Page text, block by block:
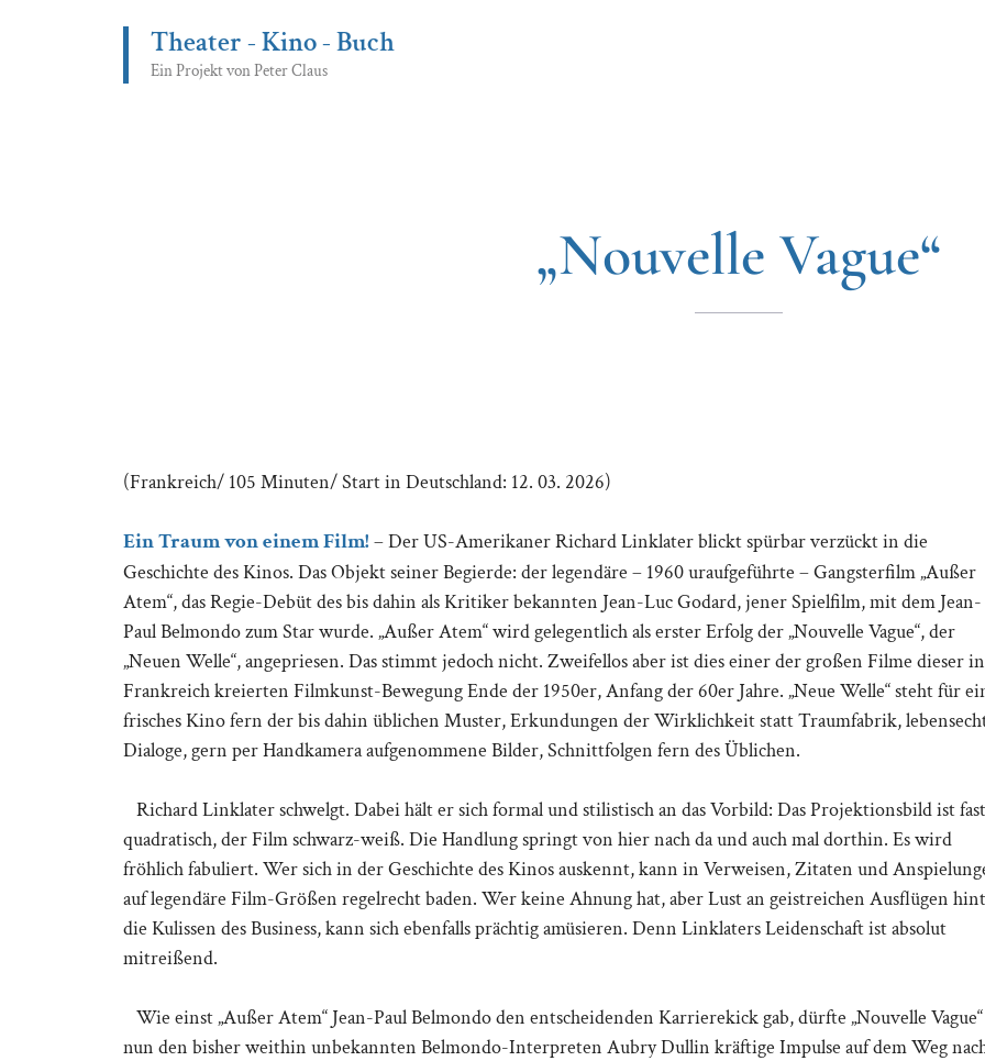
Theater - Kino - Buch
Ein Projekt von Peter Claus
„Nouvelle Vague“
(Frankreich/ 105 Minuten/ Start in Deutschland: 12. 03. 2026)
Ein Traum von einem Film! – Der US-Amerikaner Richard Linklater blickt spürbar verzückt in die
Geschichte des Kinos. Das Objekt seiner Begierde: der legendäre – 1960 uraufgeführte – Gangsterfilm „Außer
Atem“, das Regie-Debüt des bis dahin als Kritiker bekannten Jean-Luc Godard, jener Spielfilm, mit dem Jean-
Paul Belmondo zum Star wurde. „Außer Atem“ wird gelegentlich als erster Erfolg der „Nouvelle Vague“, der
„Neuen Welle“, angepriesen. Das stimmt jedoch nicht. Zweifellos aber ist dies einer der großen Filme dieser in
Frankreich kreierten Filmkunst-Bewegung Ende der 1950er, Anfang der 60er Jahre. „Neue Welle“ steht für
frisches Kino fern der bis dahin üblichen Muster, Erkundungen der Wirklichkeit statt Traumfabrik,
Dialoge, gern per Handkamera aufgenommene Bilder, Schnittfolgen fern des Üblichen.
Richard Linklater schwelgt. Dabei hält er sich formal und stilistisch an das Vorbild: Das Projektionsbild ist fast
quadratisch, der Film schwarz-weiß. Die Handlung springt von hier nach da und auch mal dorthin. Es wird
fröhlich fabuliert. Wer sich in der Geschichte des Kinos auskennt, kann in Verweisen, Zitaten und
auf legendäre Film-Größen regelrecht baden. Wer keine Ahnung hat, aber Lust an geistreichen Ausflügen
die Kulissen des Business, kann sich ebenfalls prächtig amüsieren. Denn Linklaters Leidenschaft ist absolut
mitreißend.
Wie einst „Außer Atem“ Jean-Paul Belmondo den entscheidenden Karrierekick gab, dürfte „Nouvelle Vague“
nun den bisher weithin unbekannten Belmondo-Interpreten Aubry Dullin kräftige Impulse auf dem Weg